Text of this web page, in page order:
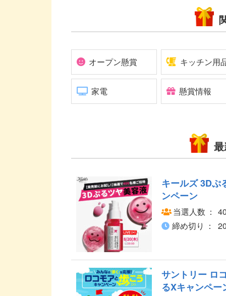
オープン懸賞 キッチン用
家電 懸賞情報
キールズ 3Dぷ
ンペーン
当選人数
締め切り
サントリー ロ
るXキャンペー